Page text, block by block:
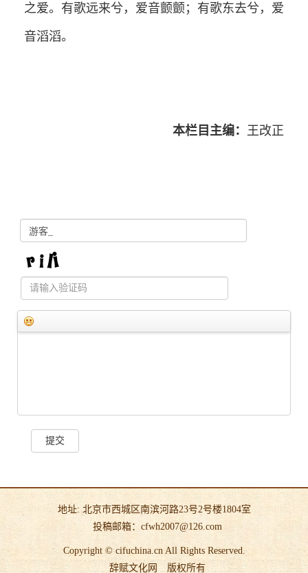
之爱。有歌远来兮，爱音颤颤；有歌东去兮，爱
音滔滔。
本栏目主编： 王改正
提交
地址: 北京市西城区南滨河路23号2号楼1804室
投稿邮箱：cfwh2007@126.com
Copyright © cifuchina.cn All Rights Reserved.
辞赋文化网
版权所有